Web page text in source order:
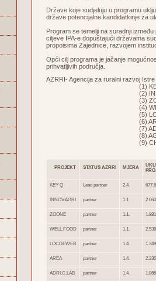
Države koje sudjeluju u programu
države potencijalne kandidatkinje za
Program se temelji na suradnji
ciljeve IPA-e dopuštajući državama
propoisima Zajednice, razvojem
Opći cilj programa je jačanje
prihvatljivih područja.
AZRRI- Agencija za ruralni razvoj
(1) KEY
(2)
(3)
(4)
(5)
(6)
(7)
(8)
(9)
PROJEKT STATUS AZRRI MJERA
KEY Q Lead partner 2.4.
INNOV.AGRI partner 1.1.
ZOONE partner 1.1.
WELL.FOOD partner 1.1.
LOCDEWEB partner 1.4.
AREA partner 1.4.
ADRI.C.LAB partner 1.4.